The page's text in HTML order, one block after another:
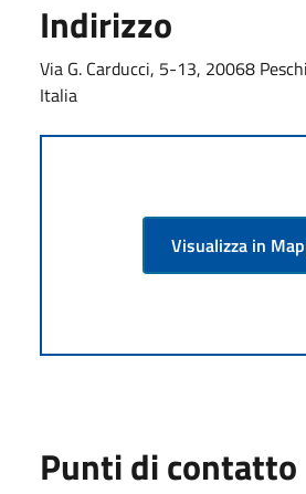
Indirizzo
Via G. Carducci, 5-13, 20068
Italia
Visualizza in
Punti di contatto